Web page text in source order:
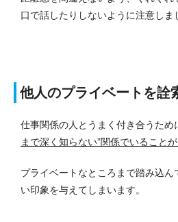
口で話したりしないように注意しま
他人のプライベートを詮
仕事関係の人とうまく付き合うため
まで深く知らない”関係でいること
プライベートなところまで踏み込ん
い印象を与えてしまいます。